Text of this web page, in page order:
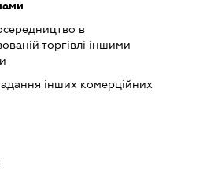
в
торгівлі іншими
інших комерційних